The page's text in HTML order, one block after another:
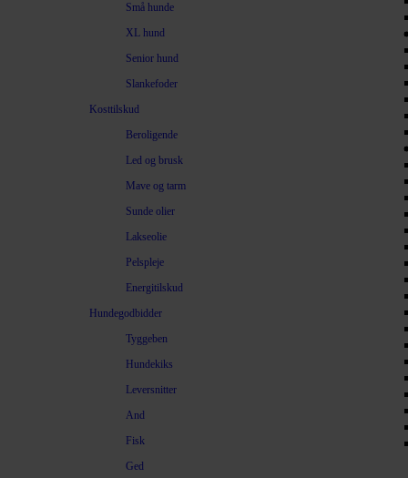
Små hunde
XL hund
Senior hund
Slankefoder
Kosttilskud
Beroligende
Led og brusk
Mave og tarm
Sunde olier
Lakseolie
Pelspleje
Energitilskud
Hundegodbidder
Tyggeben
Hundekiks
Leversnitter
And
Fisk
Ged